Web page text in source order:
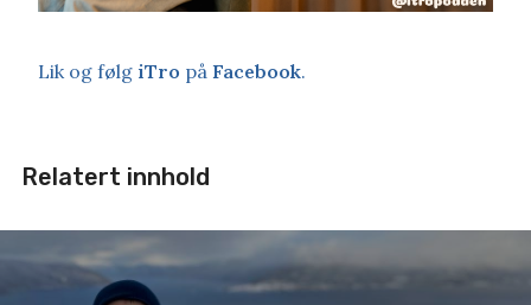
Lik og følg iTro på Facebook.
Relatert innhold